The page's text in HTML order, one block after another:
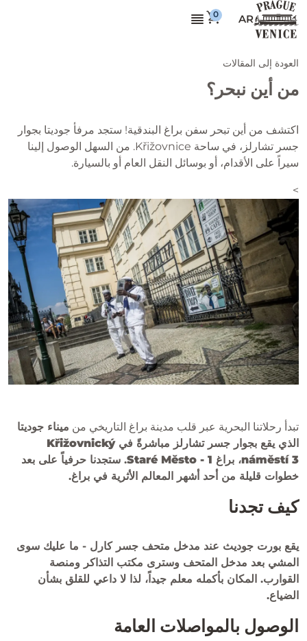
AR
العودة إلى المقالات
من أين نبحر؟
اكتشف من أين تبحر سفن براغ البندقية! ستجد مرفأ جوديتا بجوار
جسر تشارلز، في ساحة Křižovnice. من السهل الوصول إلينا
سيراً على الأقدام، أو بوسائل النقل العام أو بالسيارة.
>
تبدأ رحلاتنا البحرية عبر قلب مدينة براغ التاريخي من ميناء جوديتا
الذي يقع بجوار جسر تشارلز مباشرةً فيKřižovnický
náměstí 3، براغ 1 - Staré Město
. ستجدنا حرفياً على بعد
خطوات قليلة من أحد أشهر المعالم الأثرية في براغ.
كيف تجدنا
يقع بورت جوديث عند مدخل متحف جسر كارل - ما عليك سوى
المشي بعد مدخل المتحف وسترى مكتب التذاكر ومنصة
القوارب. المكان بأكمله معلم جيداً، لذا لا داعي للقلق بشأن
الضياع.
الوصول بالمواصلات العامة